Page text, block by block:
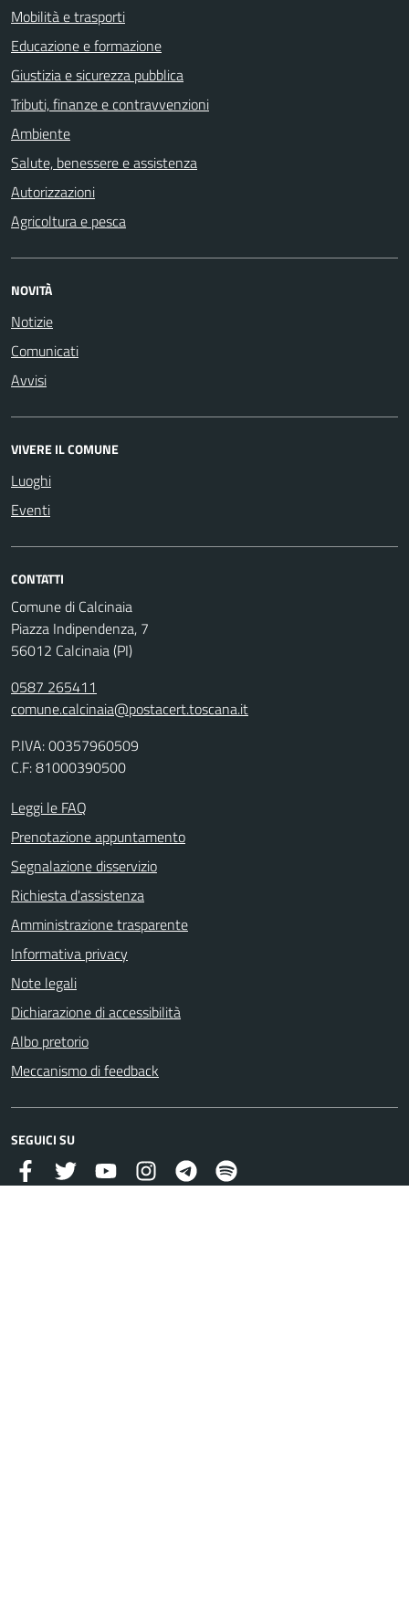
Mobilità e trasporti
Educazione e formazione
Giustizia e sicurezza pubblica
Tributi, finanze e contravvenzioni
Ambiente
Salute, benessere e assistenza
Autorizzazioni
Agricoltura e pesca
NOVITÀ
Notizie
Comunicati
Avvisi
VIVERE IL COMUNE
Luoghi
Eventi
CONTATTI
Comune di Calcinaia
Piazza Indipendenza, 7
56012 Calcinaia (PI)
0587 265411
comune.calcinaia@postacert.toscana.it
P.IVA: 00357960509
C.F: 81000390500
Leggi le FAQ
Prenotazione appuntamento
Segnalazione disservizio
Richiesta d'assistenza
Amministrazione trasparente
Informativa privacy
Note legali
Dichiarazione di accessibilità
Albo pretorio
Meccanismo di feedback
SEGUICI SU
FacebookTwitterYouTube InstagramTelegramhttps://open.spotify.com/